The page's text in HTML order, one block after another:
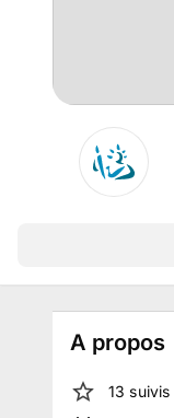
A propos
13 suivis